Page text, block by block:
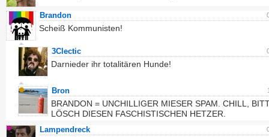
Brandon
Scheiß Kommunisten!
3Clectic
Darnieder ihr totalitären Hunde!
Bron
BRANDON = UNCHILLIGER MIESER SPAM. CHILL,
LÖSCH DIESEN FASCHISTISCHEN HETZER.
Lampendreck